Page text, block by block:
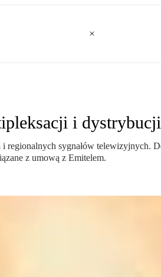
i
sygnałów
z umową z Emitelem.